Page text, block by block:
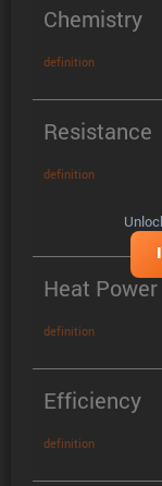
Chemistry
definition
Resistance
definition
Heat Power
definition
Efficiency
definition